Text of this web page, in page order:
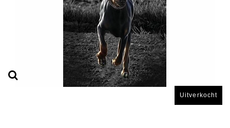
Uitverkocht